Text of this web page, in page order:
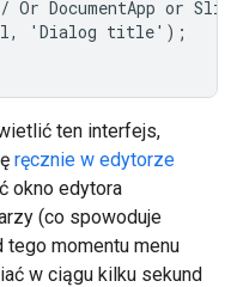
Or DocumentApp or
'Dialog title');
ten interfejs,
ręcznie w edytorze
okno edytora
(co spowoduje
tego momentu menu
w ciągu kilku sekund